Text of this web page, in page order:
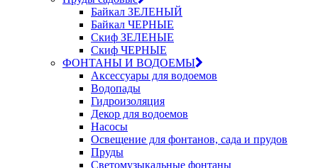
Байкал ЗЕЛЕНЫЙ
Байкал ЧЕРНЫЕ
Скиф ЗЕЛЕНЫЕ
Скиф ЧЕРНЫЕ
ФОНТАНЫ И ВОДОЕМЫ
Аксессуары для водоемов
Водопады
Гидроизоляция
Декор для водоемов
Насосы
Освещение для фонтанов, сада и прудов
Пруды
Светомузыкальные фонтаны